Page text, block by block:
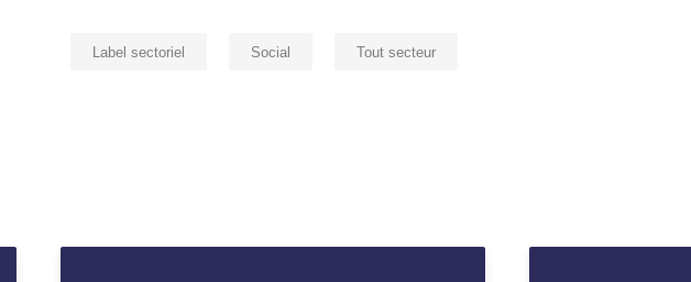
Label sectoriel Social Tout secteur